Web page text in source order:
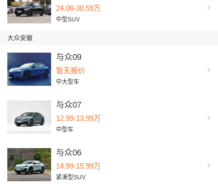
24.08-30.59万
中型SUV
大众安徽
与众09
暂无报价
中大型车
与众07
12.99-13.99万
中型车
与众06
14.99-15.99万
紧凑型SUV